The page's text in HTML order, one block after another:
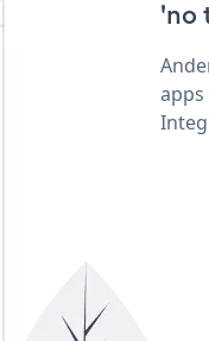
'no